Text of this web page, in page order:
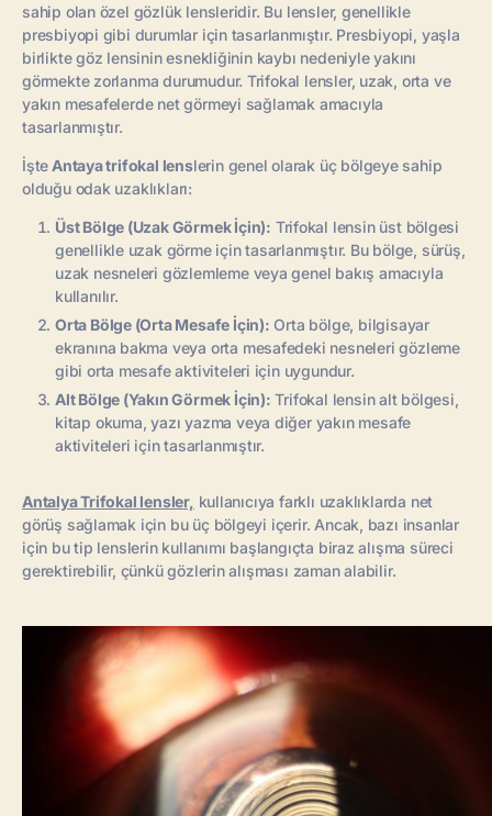
sahip olan özel gözlük lensleridir. Bu lensler, genellikle
presbiyopi gibi durumlar için tasarlanmıştır. Presbiyopi, yaşla
birlikte göz lensinin esnekliğinin kaybı nedeniyle yakını
görmekte zorlanma durumudur. Trifokal lensler, uzak, orta ve
yakın mesafelerde net görmeyi sağlamak amacıyla
tasarlanmıştır.
İşte Antaya trifokal lenslerin genel olarak üç bölgeye sahip
olduğu odak uzaklıkları:
Üst Bölge (Uzak Görmek İçin): Trifokal lensin üst bölgesi
genellikle uzak görme için tasarlanmıştır. Bu bölge, sürüş,
uzak nesneleri gözlemleme veya genel bakış amacıyla
kullanılır.
Orta Bölge (Orta Mesafe İçin): Orta bölge, bilgisayar
ekranına bakma veya orta mesafedeki nesneleri gözleme
gibi orta mesafe aktiviteleri için uygundur.
Alt Bölge (Yakın Görmek İçin): Trifokal lensin alt bölgesi,
kitap okuma, yazı yazma veya diğer yakın mesafe
aktiviteleri için tasarlanmıştır.
Antalya Trifokal lensler, kullanıcıya farklı uzaklıklarda net
görüş sağlamak için bu üç bölgeyi içerir. Ancak, bazı insanlar
için bu tip lenslerin kullanımı başlangıçta biraz alışma süreci
gerektirebilir, çünkü gözlerin alışması zaman alabilir.